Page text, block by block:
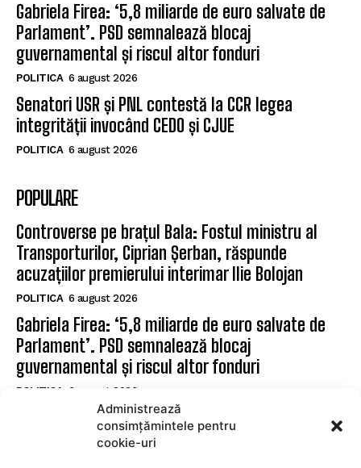
Administrează
consimțămintele pentru
cookie-uri
Gabriela Firea: ‘5,8 miliarde de euro salvate de
Parlament’. PSD semnalează blocaj
guvernamental și riscul altor fonduri
POLITICA 6 august 2026
Senatori USR și PNL contestă la CCR legea
integrității invocând CEDO și CJUE
POLITICA 6 august 2026
POPULARE
Controverse pe brațul Bala: Fostul ministru al
Transporturilor, Ciprian Șerban, răspunde
acuzațiilor premierului interimar Ilie Bolojan
POLITICA 6 august 2026
Gabriela Firea: ‘5,8 miliarde de euro salvate de
Parlament’. PSD semnalează blocaj
guvernamental și riscul altor fonduri
POLITICA 6 august 2026
Senatori USR și PNL contestă la CCR legea
integrității invocând CEDO și CJUE